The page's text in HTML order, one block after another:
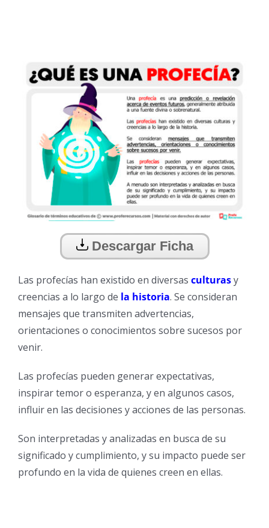
Descargar Ficha
Las profecías han existido en diversas culturasy
creencias a lo largo de la historia. Se consideran
mensajes que transmiten advertencias,
orientaciones o conocimientos sobre sucesos por
venir.
Las profecías pueden generar expectativas,
inspirar temor o esperanza, y en algunos casos,
influir en las decisiones y acciones de las personas.
Son interpretadas y analizadas en busca de su
significado y cumplimiento, y su impacto puede ser
profundo en la vida de quienes creen en ellas.